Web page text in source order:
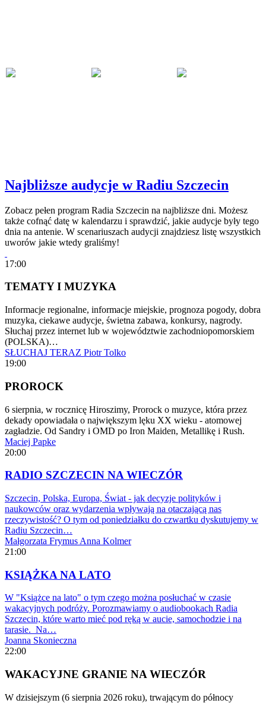
Najbliższe audycje w Radiu Szczecin
Zobacz pełen program Radia Szczecin na najbliższe dni. Możesz
także cofnąć datę w kalendarzu i sprawdzić, jakie audycje były tego
dnia na antenie. W scenariuszach audycji znajdziesz listę wszystkich
uworów jakie wtedy graliśmy!
17:00
TEMATY I MUZYKA
Informacje regionalne, informacje miejskie, prognoza pogody, dobra
muzyka, ciekawe audycje, świetna zabawa, konkursy, nagrody.
Słuchaj przez internet lub w województwie zachodniopomorskiem
(POLSKA)…
SŁUCHAJ TERAZ Piotr Tolko
19:00
PROROCK
6 sierpnia, w rocznicę Hiroszimy, Prorock o muzyce, która przez
dekady opowiadała o największym lęku XX wieku - atomowej
zagładzie. Od Sandry i OMD po Iron Maiden, Metallikę i Rush.
Maciej Papke
20:00
RADIO SZCZECIN NA WIECZÓR
Szczecin, Polska, Europa, Świat - jak decyzje polityków i
naukowców oraz wydarzenia wpływają na otaczającą nas
rzeczywistość? O tym od poniedziałku do czwartku dyskutujemy w
Radiu Szczecin…
Małgorzata Frymus Anna Kolmer
21:00
KSIĄŻKA NA LATO
W "Książce na lato" o tym czego można posłuchać w czasie
wakacyjnych podróży. Porozmawiamy o audiobookach Radia
Szczecin, które warto mieć pod ręką w aucie, samochodzie i na
tarasie. Na…
Joanna Skonieczna
22:00
WAKACYJNE GRANIE NA WIECZÓR
W dzisiejszym (6 sierpnia 2026 roku), trwającym do północy